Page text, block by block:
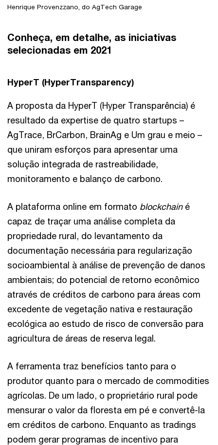
Henrique Provenzzano, do AgTech Garage
Conheça, em detalhe, as iniciativas
selecionadas em 2021
HyperT (HyperTransparency)
A proposta da HyperT (Hyper Transparência) é
resultado da expertise de quatro startups –
AgTrace, BrCarbon, BrainAg e Um grau e meio –
que uniram esforços para apresentar uma
solução integrada de rastreabilidade,
monitoramento e balanço de carbono.
A plataforma online em formato blockchainé
capaz de traçar uma análise completa da
propriedade rural, do levantamento da
documentação necessária para regularização
socioambiental à análise de prevenção de danos
ambientais; do potencial de retorno econômico
através de créditos de carbono para áreas com
excedente de vegetação nativa e restauração
ecológica ao estudo de risco de conversão para
agricultura de áreas de reserva legal.
A ferramenta traz benefícios tanto para o
produtor quanto para o mercado de commodities
agrícolas. De um lado, o proprietário rural pode
mensurar o valor da floresta em pé e convertê-la
em créditos de carbono. Enquanto as tradings
podem gerar programas de incentivo para